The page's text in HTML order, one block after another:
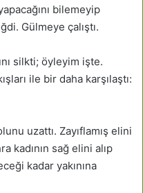
bilemeyip
Gülmeye çalıştı.
silkti; öyleyim işte.
ile bir daha karşılaştı:
uzattı. Zayıflamış elini
kadının sağ elini alıp
kadar yakınına